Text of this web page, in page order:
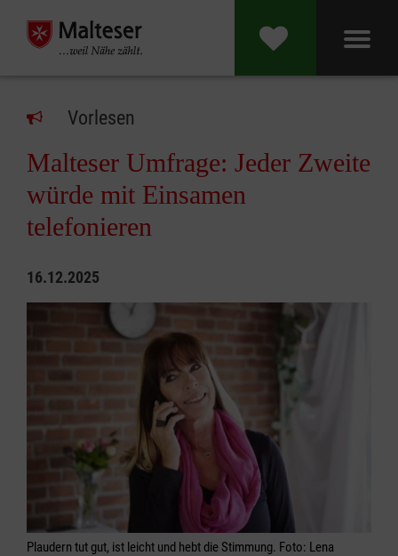
Vorlesen
Malteser Umfrage: Jeder Zweite
würde mit Einsamen
telefonieren
16.12.2025
Plaudern tut gut, ist leicht und hebt die Stimmung. Foto: Lena